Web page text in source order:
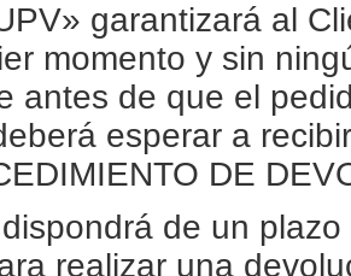
garantizará al
momento y sin
antes de que el
esperar a
DE
de un
realizar una